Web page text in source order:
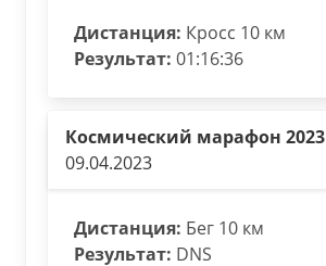
Дистанция: Кросс 10 км
Результат: 01:16:36
Космический марафон 2023
09.04.2023
Дистанция: Бег 10 км
Результат: DNS